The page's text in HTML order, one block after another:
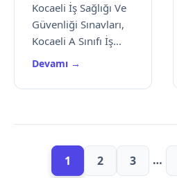
Kocaeli İş Sağlığı Ve
Güvenliği Sınavları,
Kocaeli A Sınıfı İş...
Devamı →
1 2 3 …